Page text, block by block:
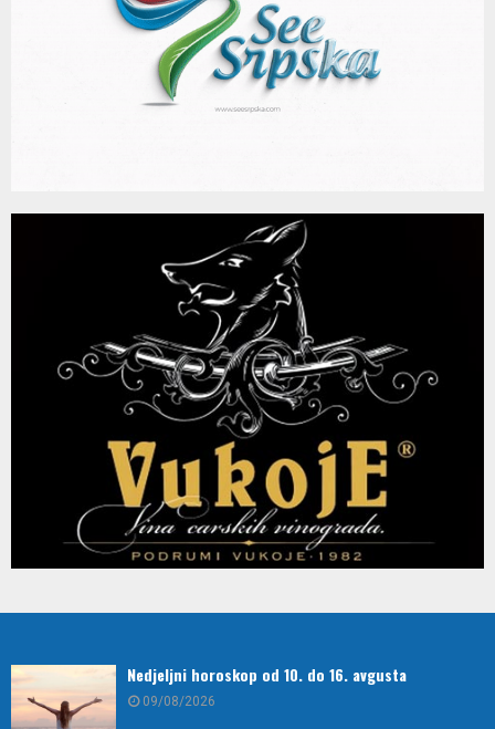
Nedjeljni horoskop od 10. do 16. avgusta
09/08/2026